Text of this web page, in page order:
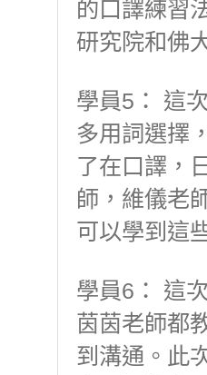
的口譯練習
研究院和佛
學員5： 這
多用詞選擇
了在口譯，
師，維儀老
可以學到這
學員6： 這
茵茵老師都
到溝通。此